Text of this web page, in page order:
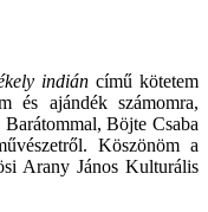
indián című kötetem
és ajándék számomra,
Böjte Csaba
Köszönöm a
Arany János Kulturális